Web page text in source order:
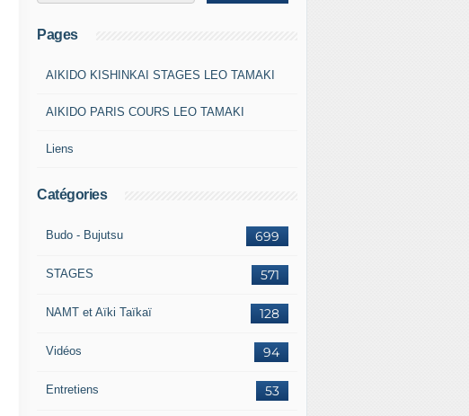
Pages
AIKIDO KISHINKAI STAGES LEO TAMAKI
AIKIDO PARIS COURS LEO TAMAKI
Liens
Catégories
699
Budo - Bujutsu
571
STAGES
128
NAMT et Aïki Taïkaï
94
Vidéos
53
Entretiens